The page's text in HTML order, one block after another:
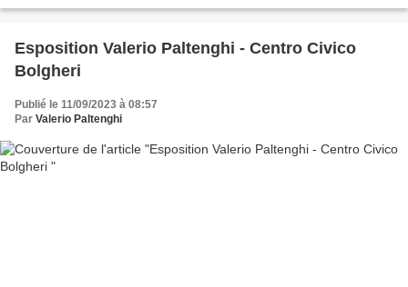
Esposition Valerio Paltenghi - Centro Civico
Bolgheri
Publié le 11/09/2023 à 08:57
Par Valerio Paltenghi